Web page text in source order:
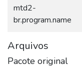
mtd2-
br.program.name
Arquivos
Pacote original